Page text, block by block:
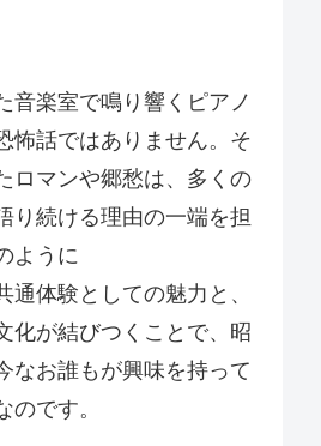
音楽室で鳴り響くピアノ
怖話ではありません。そ
ロマンや郷愁は、多くの
り続ける理由の一端を担
ように
通体験としての魅力と、
化が結びつくことで、昭
なお誰もが興味を持って
のです。